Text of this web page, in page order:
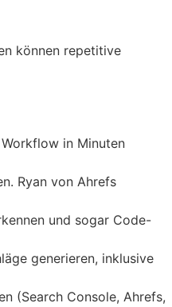
können repetitive
in Minuten
Ryan von Ahrefs
und sogar Code-
generieren, inklusive
(Search Console, Ahrefs,